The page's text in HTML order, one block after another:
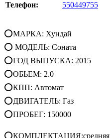
Телефон:
550449755
⭕МАРКА: Хундай
⭕ МОДЕЛЬ: Соната
⭕ГОД ВЫПУСКА: 2015
⭕ОБЬЕМ: 2.0
⭕КПП: Автомат
⭕ДВИГАТЕЛЬ: Газ
⭕ПРОБЕГ: 150000
⭕КОМПЛЕКТАЦИЯ:средняя